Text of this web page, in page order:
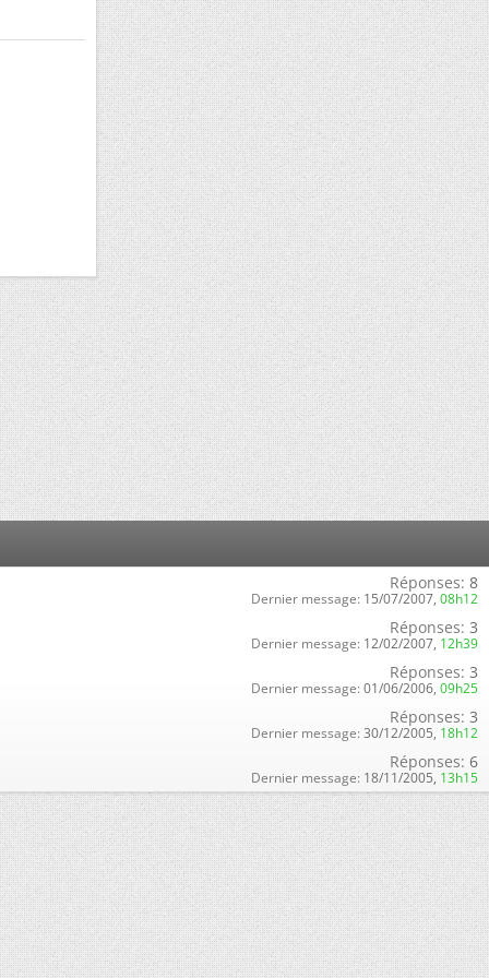
Réponses: 8
Dernier message: 15/07/2007, 08h12
Réponses: 3
Dernier message: 12/02/2007, 12h39
Réponses: 3
Dernier message: 01/06/2006, 09h25
Réponses: 3
Dernier message: 30/12/2005, 18h12
Réponses: 6
Dernier message: 18/11/2005, 13h15